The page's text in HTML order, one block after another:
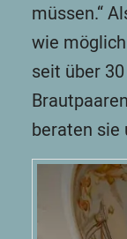
müssen.“
wie
seit über
beraten sie